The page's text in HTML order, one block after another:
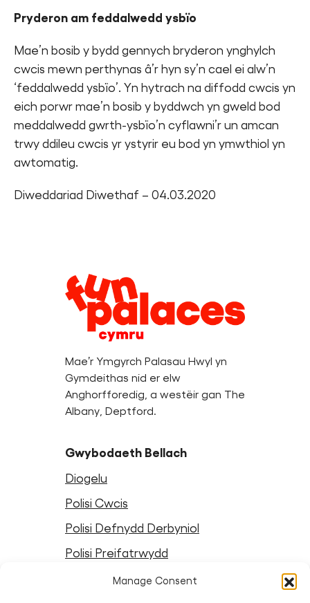
Manage Consent
Pryderon am feddalwedd ysbïo
Mae’n bosib y bydd gennych bryderon ynghylch
cwcis mewn perthynas â’r hyn sy’n cael ei alw’n
‘feddalwedd ysbïo’. Yn hytrach na diffodd cwcis yn
eich porwr mae’n bosib y byddwch yn gweld bod
meddalwedd gwrth-ysbïo’n cyflawni’r un amcan
trwy ddileu cwcis yr ystyrir eu bod yn ymwthiol yn
awtomatig.
Diweddariad Diwethaf – 04.03.2020
Legal
Information
Mae’r Ymgyrch Palasau Hwyl yn
Gymdeithas nid er elw
Anghorfforedig, a westëir gan The
Albany, Deptford.
Gwybodaeth Bellach
Diogelu
Polisi Cwcis
Polisi Defnydd Derbyniol
Polisi Preifatrwydd
Telerau ac Amodau Crewyr